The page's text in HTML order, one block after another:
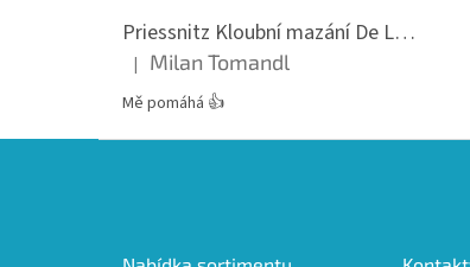
Priessnitz Kloubní mazání De Luxe, 200ml
Hodnocení produktu je 5 z 5 hvězdiček.
| Milan Tomandl
Mě pomáhá 👍